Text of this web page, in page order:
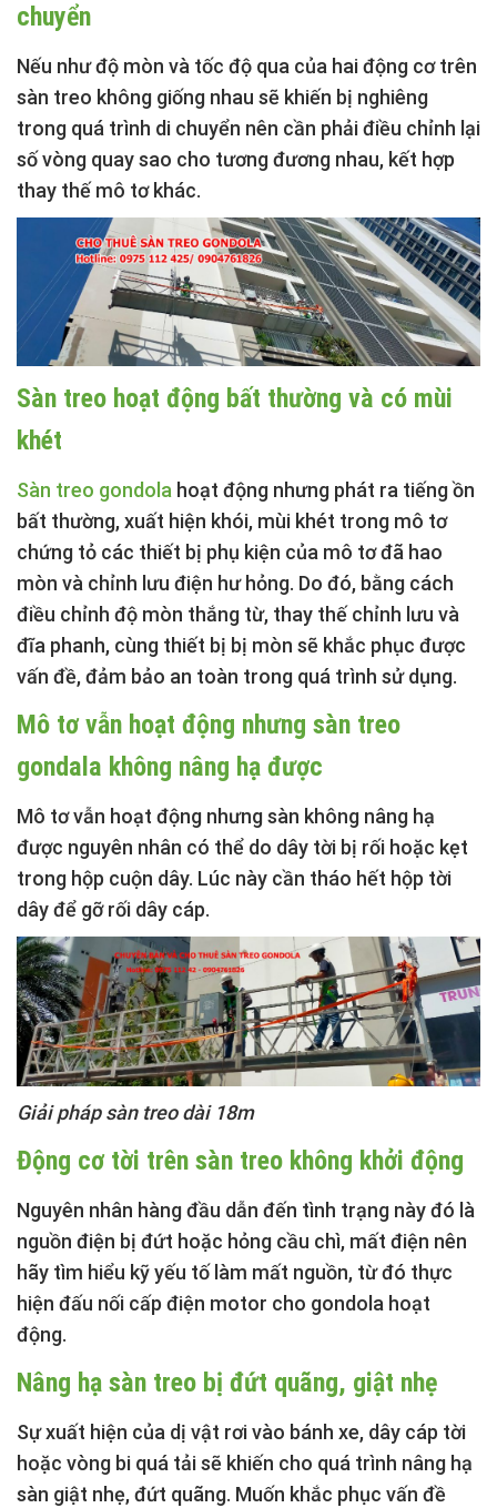
chuyển
Nếu như độ mòn và tốc độ qua của hai động cơ trên
sàn treo không giống nhau sẽ khiến bị nghiêng
trong quá trình di chuyển nên cần phải điều chỉnh lại
số vòng quay sao cho tương đương nhau, kết hợp
thay thế mô tơ khác.
Sàn treo hoạt động bất thường và có mùi
khét
Sàn treo gondola hoạt động nhưng phát ra tiếng ồn
bất thường, xuất hiện khói, mùi khét trong mô tơ
chứng tỏ các thiết bị phụ kiện của mô tơ đã hao
mòn và chỉnh lưu điện hư hỏng. Do đó, bằng cách
điều chỉnh độ mòn thắng từ, thay thế chỉnh lưu và
đĩa phanh, cùng thiết bị bị mòn sẽ khắc phục được
vấn đề, đảm bảo an toàn trong quá trình sử dụng.
Mô tơ vẫn hoạt động nhưng sàn treo
gondala không nâng hạ được
Mô tơ vẫn hoạt động nhưng sàn không nâng hạ
được nguyên nhân có thể do dây tời bị rối hoặc kẹt
trong hộp cuộn dây. Lúc này cần tháo hết hộp tời
dây để gỡ rối dây cáp.
Giải pháp sàn treo dài 18m
Động cơ tời trên sàn treo không khởi động
Nguyên nhân hàng đầu dẫn đến tình trạng này đó là
nguồn điện bị đứt hoặc hỏng cầu chì, mất điện nên
hãy tìm hiểu kỹ yếu tố làm mất nguồn, từ đó thực
hiện đấu nối cấp điện motor cho gondola hoạt
động.
Nâng hạ sàn treo bị đứt quãng, giật nhẹ
Sự xuất hiện của dị vật rơi vào bánh xe, dây cáp tời
hoặc vòng bi quá tải sẽ khiến cho quá trình nâng hạ
sàn giật nhẹ, đứt quãng. Muốn khắc phục vấn đề